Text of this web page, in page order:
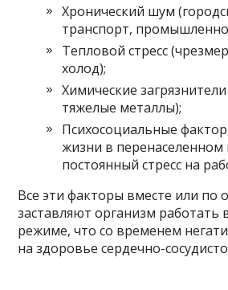
Хронический шум
транспорт,
Тепловой стресс
холод);
Химические
тяжелые металлы);
Психосоциальные
жизни в перенаселенном
постоянный стресс на
Все эти факторы вместе или по
заставляют организм работать
режиме, что со временем
на здоровье сердечно-